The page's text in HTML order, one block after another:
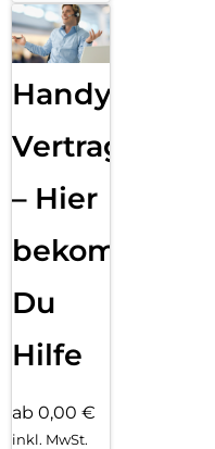
Handy
– Hier
bekommst
Du
Hilfe
ab 0,00 €
inkl. MwSt.